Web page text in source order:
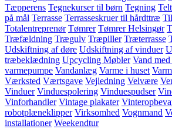
Tæpperens Tegnekurser til børn Tegning
på mål Terrasse Terrasseskruer til hårdttræ
Totalentreprenør Tømrer Tømrer Helsingør
Træfældning Trægulv Træpiller Træterrasse
Udskiftning af døre Udskiftning af vinduer
træbeklædning Upcycling Møbler Vand
varmepumpe Vandanlæg Varme i huset
Værksted Værtsgave Vejledning Velvære
Vinduer Vinduespolering Vinduespudser
Vinforhandler Vintage plakater
robotplæneklipper Virksomhed Vognmand
installationer Weekendtur